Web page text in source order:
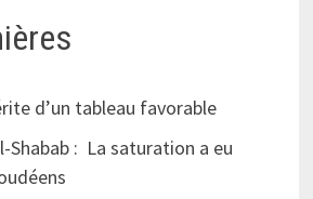
d’un tableau favorable
Shabab : La saturation a eu